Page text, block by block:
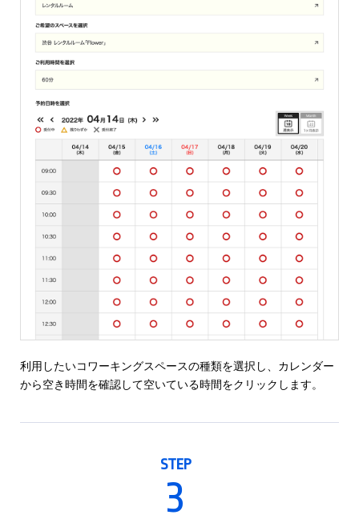
利用したいコワーキングスペースの種類を選択し、カレンダー
から空き時間を確認して空いている時間をクリックします。
STEP
3